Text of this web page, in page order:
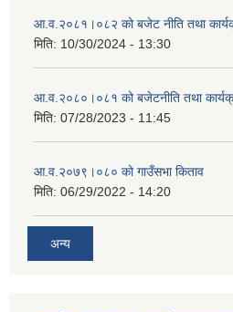
आ.व.२०८१।०८२ को बजेट नीति तथा
मिति: 10/30/2024 - 13:30
आ.व.२०८०।०८१ को बजेटनीति तथा
मिति: 07/28/2023 - 11:45
आ.व.२०७९।०८० को गाउँसभा किताव
मिति: 06/29/2022 - 14:20
अन्य